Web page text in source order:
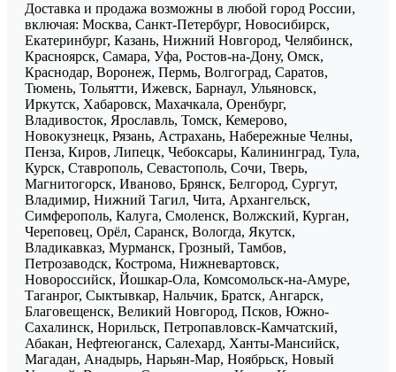
Доставка и продажа возможны в любой город России,
включая: Москва, Санкт-Петербург, Новосибирск,
Екатеринбург, Казань, Нижний Новгород, Челябинск,
Красноярск, Самара, Уфа, Ростов-на-Дону, Омск,
Краснодар, Воронеж, Пермь, Волгоград, Саратов,
Тюмень, Тольятти, Ижевск, Барнаул, Ульяновск,
Иркутск, Хабаровск, Махачкала, Оренбург,
Владивосток, Ярославль, Томск, Кемерово,
Новокузнецк, Рязань, Астрахань, Набережные Челны,
Пенза, Киров, Липецк, Чебоксары, Калининград, Тула,
Курск, Ставрополь, Севастополь, Сочи, Тверь,
Магнитогорск, Иваново, Брянск, Белгород, Сургут,
Владимир, Нижний Тагил, Чита, Архангельск,
Симферополь, Калуга, Смоленск, Волжский, Курган,
Череповец, Орёл, Саранск, Вологда, Якутск,
Владикавказ, Мурманск, Грозный, Тамбов,
Петрозаводск, Кострома, Нижневартовск,
Новороссийск, Йошкар-Ола, Комсомольск-на-Амуре,
Таганрог, Сыктывкар, Нальчик, Братск, Ангарск,
Благовещенск, Великий Новгород, Псков, Южно-
Сахалинск, Норильск, Петропавловск-Камчатский,
Абакан, Нефтеюганск, Салехард, Ханты-Мансийск,
Магадан, Анадырь, Нарьян-Мар, Ноябрьск, Новый